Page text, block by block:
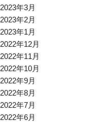
2023年3月
2023年2月
2023年1月
2022年12月
2022年11月
2022年10月
2022年9月
2022年8月
2022年7月
2022年6月